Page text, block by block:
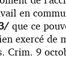
en
que ce
exercé de
Crim. 9